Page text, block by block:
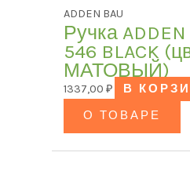
В продаже(0)
ADDEN BAU
Ручка
546 BLACK
МАТОВЫЙ)
1337,00 ₽
В
О ТОВАРЕ